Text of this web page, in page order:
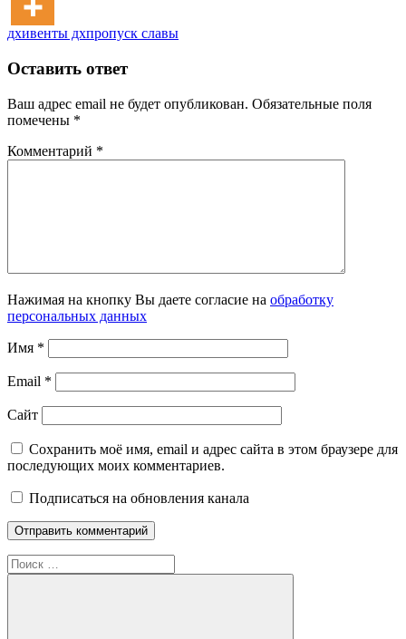
дхивенты дхпропуск славы
Оставить ответ
Ваш адрес email не будет опубликован. Обязательные поля
помечены *
Комментарий *
Нажимая на кнопку Вы даете согласие на обработку
персональных данных
Имя *
Email *
Сайт
Сохранить моё имя, email и адрес сайта в этом браузере для
последующих моих комментариев.
Подписаться на обновления канала
Поиск
для: